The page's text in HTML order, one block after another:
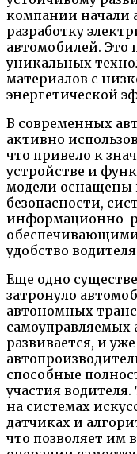
компании начали
разработку
автомобилей. Это
уникальных
материалов с
энергетической
В современных
активно
что привело к
устройстве и
модели оснащены
безопасности,
информационно-
удобство
Еще одно
затронуло
автономных
самоуправляемых
развивается, и
способные
участия
на системах
датчиках и
что позволяет им